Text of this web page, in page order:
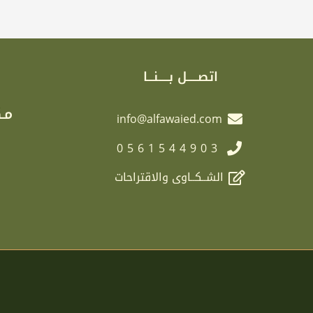
اتصـــــل بـــــنـــا
info@alfawaied.com
0561544903
الشــكــاوى والاقتراحات